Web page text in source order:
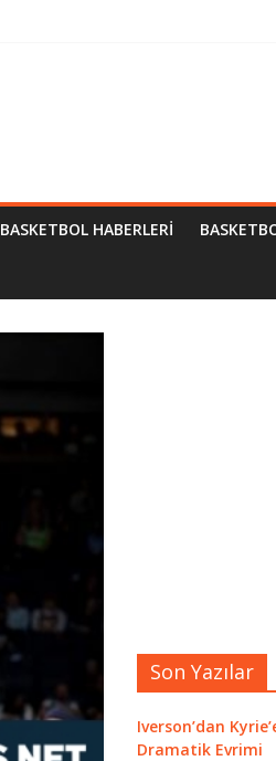
BASKETBOL HABERLERI
Son Yazılar
Iverson’dan
Dramatik Evrimi